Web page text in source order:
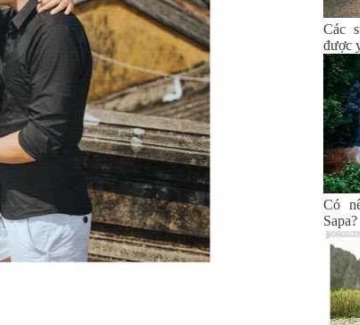
Các
được
Có
Sapa?